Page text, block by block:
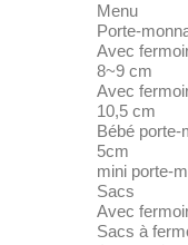
Menu
Porte-
Avec
8~9 cm
Avec
10,5 cm
Bébé porte-
5cm
mini porte-
Sacs
Avec
Sacs à